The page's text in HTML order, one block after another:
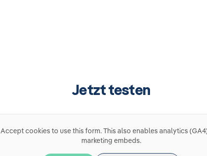
Jetzt testen
Accept cookies to use this form. This also enables analytics
marketing embeds.